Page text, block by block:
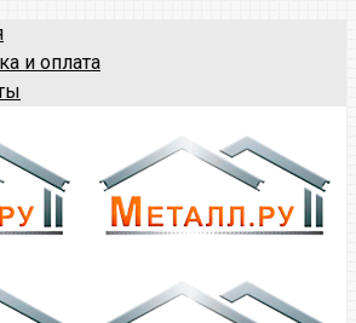
и оплата